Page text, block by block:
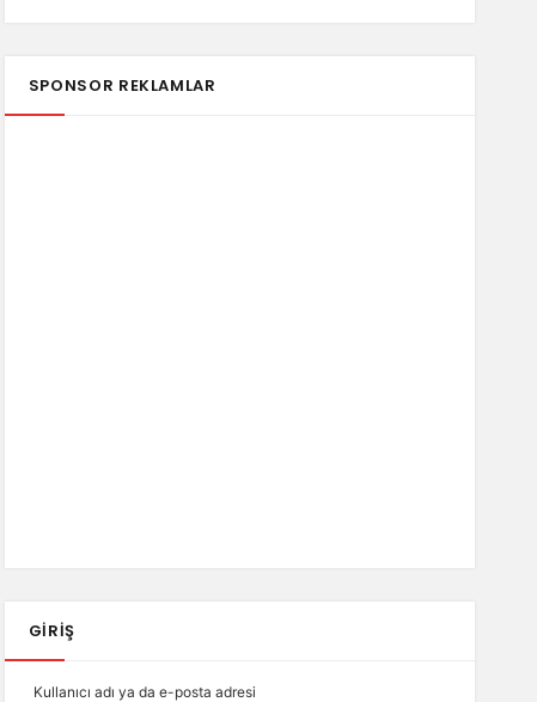
SPONSOR REKLAMLAR
GIRIŞ
Kullanıcı adı ya da e-posta adresi